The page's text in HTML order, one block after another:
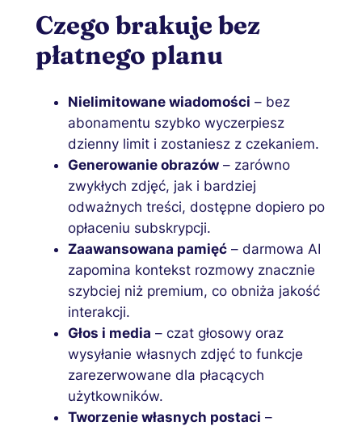
Czego brakuje bez
płatnego planu
Nielimitowane wiadomości – bez
abonamentu szybko wyczerpiesz
dzienny limit i zostaniesz z czekaniem.
Generowanie obrazów– zarówno
zwykłych zdjęć, jak i bardziej
odważnych treści, dostępne dopiero po
opłaceniu subskrypcji.
Zaawansowana pamięć– darmowa AI
zapomina kontekst rozmowy znacznie
szybciej niż premium, co obniża jakość
interakcji.
Głos i media – czat głosowy oraz
wysyłanie własnych zdjęć to funkcje
zarezerwowane dla płacących
użytkowników.
Tworzenie własnych postaci –